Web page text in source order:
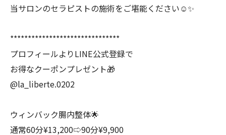
当サロンのセラピストの施術をご堪能ください☺️✨
*******************************
プロフィールよりLINE公式登録で
お得なクーポンプレゼント🎁
@la_liberte.0202
ウィンバック腸内整体🌟
通常60分¥13,200⇨90分¥9,900